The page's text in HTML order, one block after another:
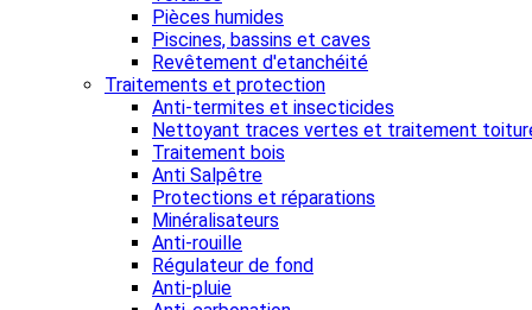
Pièces humides
Piscines, bassins et caves
Revêtement d'etanchéité
Traitements et protection
Anti-termites et insecticides
Nettoyant traces vertes et traitement
Traitement bois
Anti Salpêtre
Protections et réparations
Minéralisateurs
Anti-rouille
Régulateur de fond
Anti-pluie